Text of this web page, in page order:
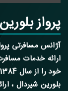
پرواز
آژانس مسافرتی
ارائه خدمات
بلورین شیردال ،